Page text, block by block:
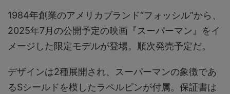
1984年創業のアメリカブランド“フォッシル”から、
2025年7月の公開予定の映画『スーパーマン』をイ
メージした限定モデルが登場。順次発売予定だ。
デザインは2種展開され、スーパーマンの象徴であ
るSシールドを模したラペルピンが付属。保証書は